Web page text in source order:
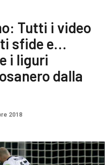
Tutti i video
sfide e…
i liguri
dalla
2018